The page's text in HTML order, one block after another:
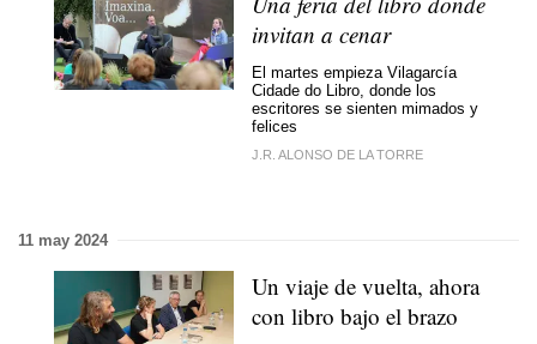
invitan a cenar
El martes empieza Vilagarcía
Cidade do Libro, donde los
escritores se sienten mimados y
felices
J.R. ALONSO DE LA TORRE
11 may 2024
Un viaje de vuelta, ahora
con libro bajo el brazo